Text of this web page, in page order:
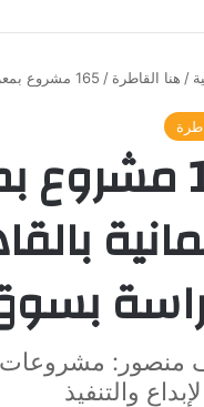
/ هنا القاطرة / 165 مشروع بمعرض فنون تطبيقية الألمانية بالقاهرة تجسد الإبداع وربط الدراسة بسوق العمل
165
مشروعات
والتنفيذ